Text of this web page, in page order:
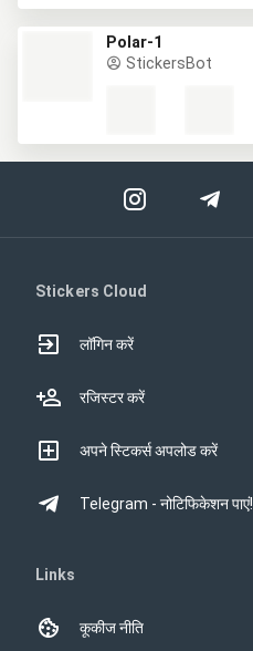
Polar-1
StickersBot
Stickers Cloud
लॉगिन करें
रजिस्टर करें
अपने स्टिकर्स अपलोड करें
Telegram - नोटिफिकेशन पाएं!
Links
कूकीज नीति